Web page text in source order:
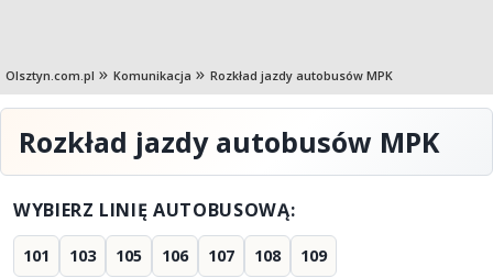
Olsztyn.com.pl Komunikacja Rozkład jazdy autobusów MPK
Rozkład jazdy autobusów MPK
WYBIERZ LINIĘ AUTOBUSOWĄ:
101 103 105 106 107 108 109